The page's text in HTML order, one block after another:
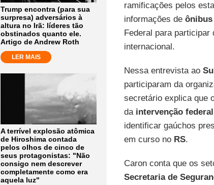
Trump encontra (para sua
surpresa) adversários à
altura no Irã: líderes tão
obstinados quanto ele.
Artigo de Andrew Roth
LER MAIS
A terrível explosão atômica
de Hiroshima contada
pelos olhos de cinco de
seus protagonistas: "Não
consigo nem descrever
completamente como era
aquela luz"
ramificações pelos
informações de
Federal para
internacional.
Nessa entrevista ao
participaram da
secretário explica que
da intervenção
identificar gaúchos
em curso no RS.
Caron conta que os
Secretaria de